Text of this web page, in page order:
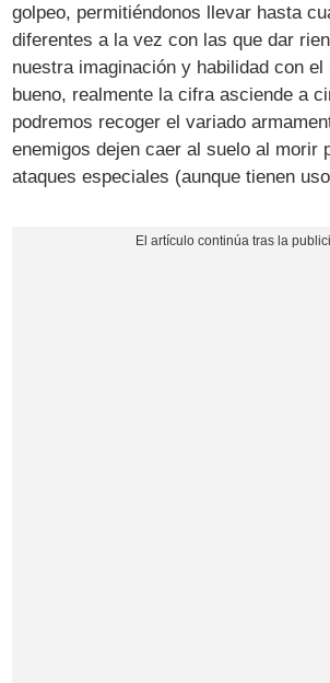
golpeo, permitiéndonos llevar hasta
diferentes a la vez con las que dar
nuestra imaginación y habilidad con el
bueno, realmente la cifra asciende a
podremos recoger el variado
enemigos dejen caer al suelo al morir
ataques especiales (aunque tienen